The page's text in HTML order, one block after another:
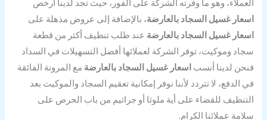
العملاء، وهو ما وفرته الشركة على الفور، حيث تجد لدينا أرخص
اسعار غسيل السجاد بالعارضة، بالإضافة إلى عروض مذهلة على
اسعار غسيل السجاد بالعارضة عند طلب تنظيف أكثر من قطعة
سجاد وموكيت، توفر الشركة لعملائها أفضل التسهيلات في السداد
فنحن لدينا أنسب اسعار غسيل السجاد بالعارضة مع المرونة الفائقة
في الدفع، لا تتردد لأننا نوفر إمكانية تعقيم السجاد والموكيت بعد
التنظيف للقضاء على أية ملوثا أو جراثيم من باب الحرص على
سلامة عملائنا الكرام.